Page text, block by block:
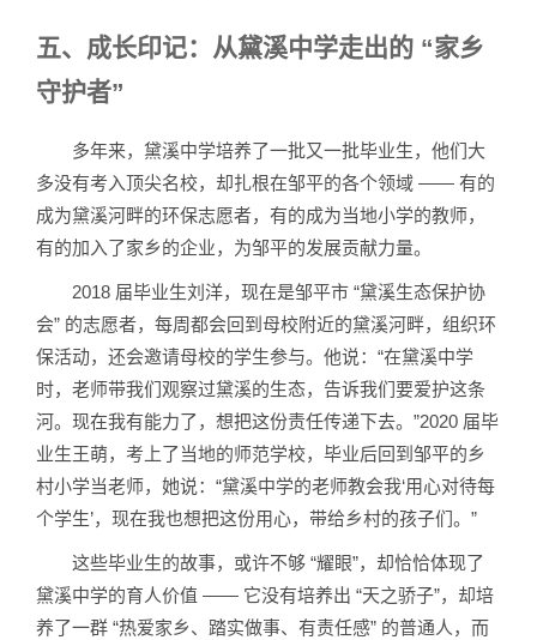
五、成长印记：从黛溪中学走出的 “家乡
守护者”
多年来，黛溪中学培养了一批又一批毕业生，他们大
多没有考入顶尖名校，却扎根在邹平的各个领域 —— 有的
成为黛溪河畔的环保志愿者，有的成为当地小学的教师，
有的加入了家乡的企业，为邹平的发展贡献力量。
2018 届毕业生刘洋，现在是邹平市 “黛溪生态保护协
会” 的志愿者，每周都会回到母校附近的黛溪河畔，组织环
保活动，还会邀请母校的学生参与。他说：“在黛溪中学
时，老师带我们观察过黛溪的生态，告诉我们要爱护这条
河。现在我有能力了，想把这份责任传递下去。”2020 届毕
业生王萌，考上了当地的师范学校，毕业后回到邹平的乡
村小学当老师，她说：“黛溪中学的老师教会我‘用心对待每
个学生’，现在我也想把这份用心，带给乡村的孩子们。”
这些毕业生的故事，或许不够 “耀眼”，却恰恰体现了
黛溪中学的育人价值 —— 它没有培养出 “天之骄子”，却培
养了一群 “热爱家乡、踏实做事、有责任感” 的普通人，而